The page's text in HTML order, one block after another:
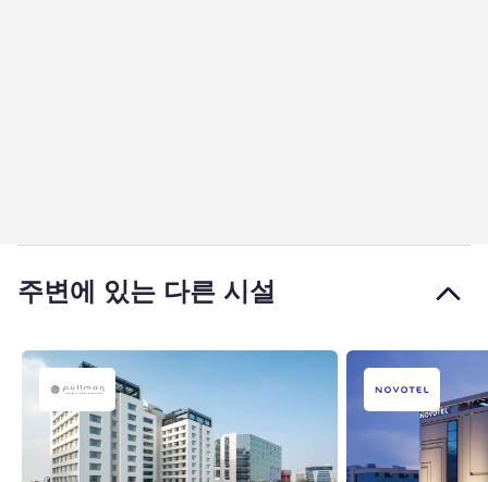
주변에 있는 다른 시설